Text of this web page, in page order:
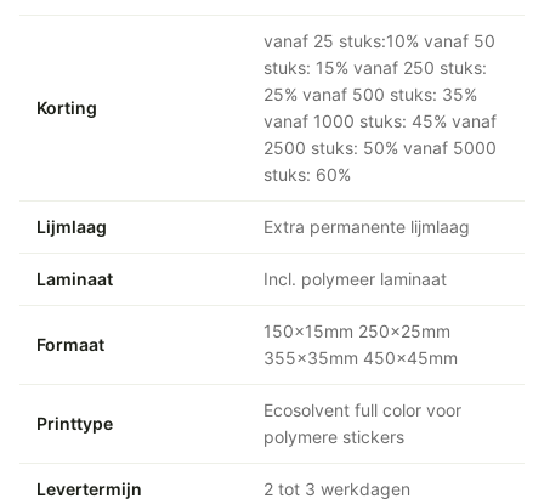
Korting
vanaf 25 stuks:10% vanaf 50
stuks: 15% vanaf 250 stuks:
25% vanaf 500 stuks: 35%
vanaf 1000 stuks: 45% vanaf
2500 stuks: 50% vanaf 5000
stuks: 60%
Lijmlaag Extra permanente lijmlaag
Laminaat Incl. polymeer laminaat
Formaat
150x15mm 250x25mm
355x35mm 450x45mm
Printtype
Ecosolvent full color voor
polymere stickers
Levertermijn 2 tot 3 werkdagen